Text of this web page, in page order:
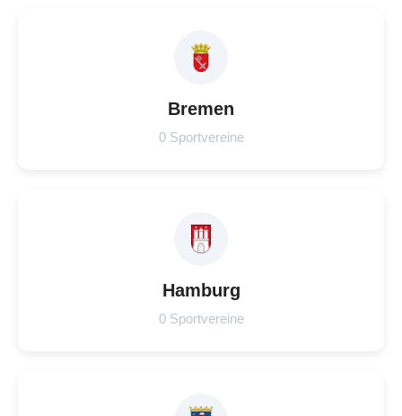
Bremen
0 Sportvereine
Hamburg
0 Sportvereine